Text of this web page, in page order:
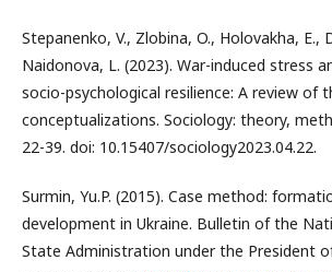
Stepanenko, V., Zlobina, O., Holovakha, E.,
Naidonova, L. (2023). War-induced stress
socio-psychological resilience: A review of
conceptualizations. Sociology: theory,
22-39. doi: 10.15407/sociology2023.04.22.
Surmin, Yu.P. (2015). Case method:
development in Ukraine. Bulletin of the
State Administration under the President